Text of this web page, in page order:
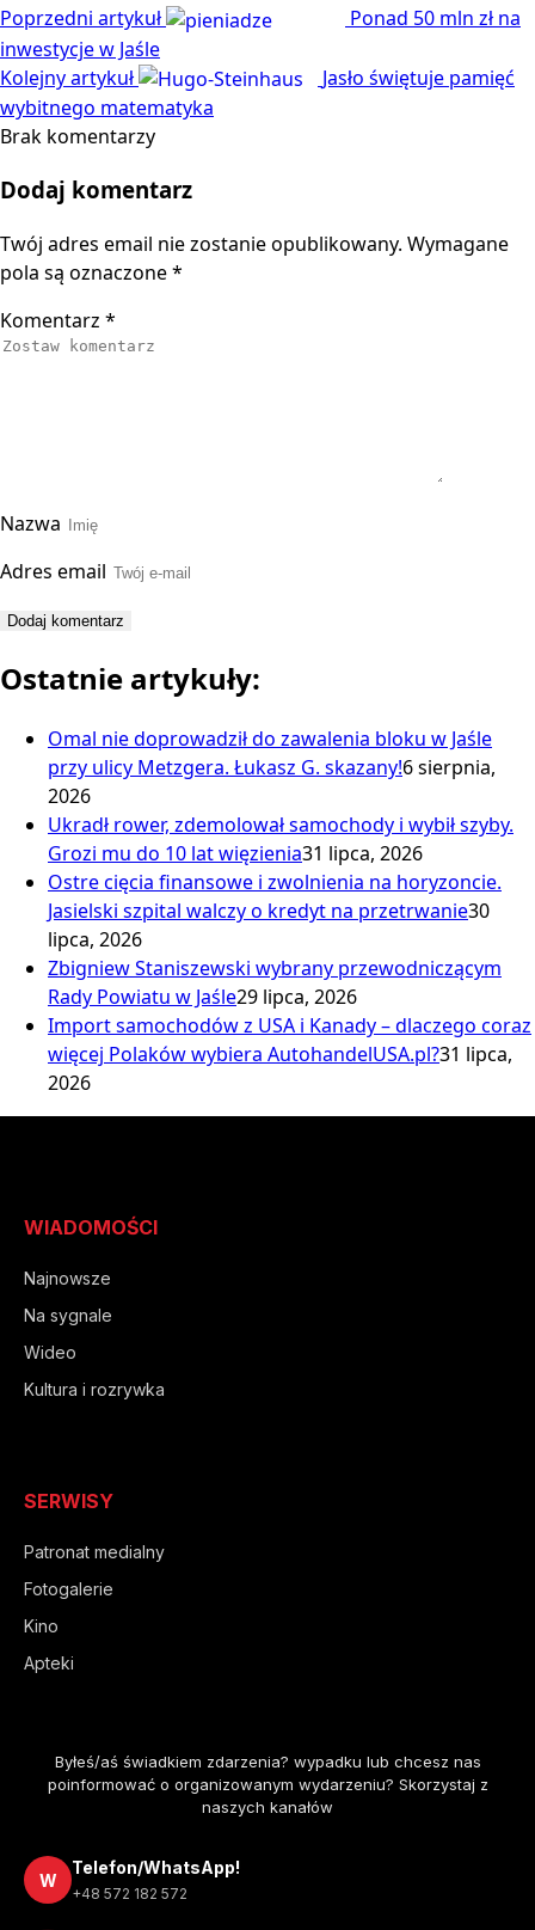
Poprzedni artykuł
Ponad 50 mln zł na
inwestycje w Jaśle
Kolejny artykuł
Jasło świętuje pamięć
wybitnego matematyka
Brak komentarzy
Dodaj komentarz
Twój adres email nie zostanie opublikowany. Wymagane
pola są oznaczone*
Komentarz *
Nazwa
Adres email
Ostatnie artykuły:
Omal nie doprowadził do zawalenia bloku w Jaśle
przy ulicy Metzgera. Łukasz G. skazany!6 sierpnia,
2026
Ukradł rower, zdemolował samochody i wybił szyby.
Grozi mu do 10 lat więzienia31 lipca, 2026
Ostre cięcia finansowe i zwolnienia na horyzoncie.
Jasielski szpital walczy o kredyt na przetrwanie30
lipca, 2026
Zbigniew Staniszewski wybrany przewodniczącym
Rady Powiatu w Jaśle29 lipca, 2026
Import samochodów z USA i Kanady – dlaczego coraz
więcej Polaków wybiera AutohandelUSA.pl?31 lipca,
2026
WIADOMOŚCI
Najnowsze
Na sygnale
Wideo
Kultura i rozrywka
SERWISY
Patronat medialny
Fotogalerie
Kino
Apteki
Byłeś/aś świadkiem zdarzenia? wypadku lub chcesz nas
poinformować o organizowanym wydarzeniu? Skorzystaj z
naszych kanałów
W
Telefon/WhatsApp!
+48 572 182 572